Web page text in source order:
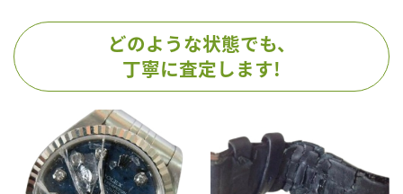
どのような状態でも、
丁寧に査定します!